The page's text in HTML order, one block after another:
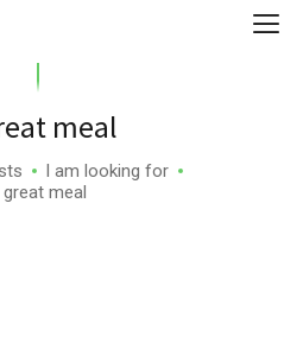
meal
I am looking for
meal